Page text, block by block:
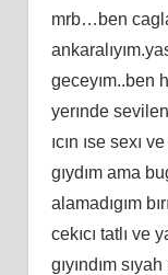
mrb…ben
geceyım..ben
yerınde
ıcın ıse sexı
gıydım ama
alamadıgım
cekıcı tatlı ve
gıyındım